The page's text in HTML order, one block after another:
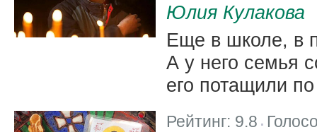
Юлия Кулакова
Еще в школе, в
А у него семья
его потащили
Рейтинг: 9.8